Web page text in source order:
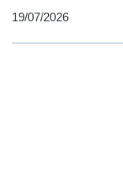
19/07/2026